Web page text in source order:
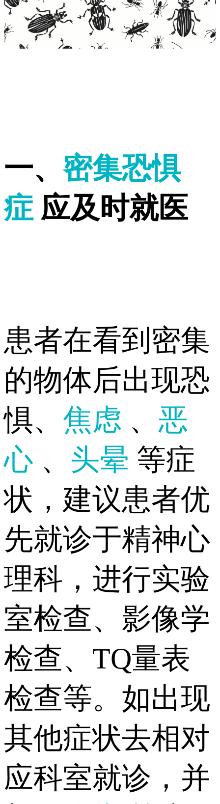
一、密集恐惧
症 应及时就医
患者在看到密集
的物体后出现恐
惧、 焦虑 、 恶
心 、 头晕 等症
状，建议患者优
先就诊于精神心
理科，进行实验
室检查、影像学
检查、TQ量表
检查等。如出现
其他症状去相对
应科室就诊，并